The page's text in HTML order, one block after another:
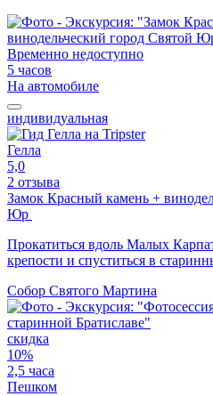
Временно недоступно
5 часов
На автомобиле
индивидуальная
Гелла
5,0
2 отзыва
Замок Красный камень +
Юр
Прокатиться вдоль Малых
крепости и спуститься в
Собор Святого Мартина
скидка
10%
2,5 часа
Пешком